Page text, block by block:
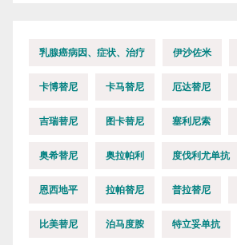
乳腺癌病因、症状、治疗 伊沙佐米
卡博替尼 卡马替尼 厄达替尼
吉瑞替尼 图卡替尼 塞利尼索
奥希替尼 奥拉帕利 度伐利尤单抗
恩西地平 拉帕替尼 普拉替尼
比美替尼 泊马度胺 特立妥单抗